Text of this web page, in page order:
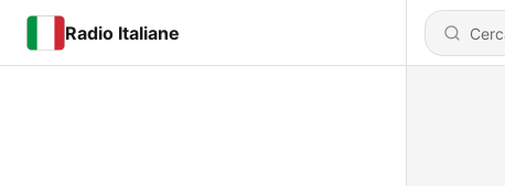
Radio Italiane